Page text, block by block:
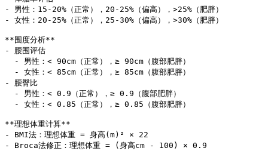
- 男性：15-20%（正常），20-25%（偏高），>25%（肥胖）
- 女性：20-25%（正常），25-30%（偏高），>30%（肥胖）
**围度分析**
- 腰围评估
  - 男性：< 90cm（正常），≥ 90cm（腹部肥胖）
  - 女性：< 85cm（正常），≥ 85cm（腹部肥胖）
- 腰臀比
  - 男性：< 0.9（正常），≥ 0.9（腹部肥胖）
  - 女性：< 0.85（正常），≥ 0.85（腹部肥胖）
**理想体重计算**
- BMI法：理想体重 = 身高(m)² × 22
- Broca法修正：理想体重 = (身高cm - 100) × 0.9